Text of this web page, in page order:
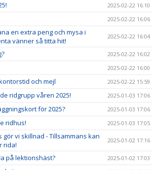
2025-02-22 16:10
2025-02-22 16:06
en extra peng och mysa i
vänner så titta hit!
2025-02-22 16:04
2025-02-22 16:02
2025-02-22 16:00
och mejl 2025-02-22 15:59
ridgrupp våren 2025! 2025-01-03 17:06
för 2025? 2025-01-03 17:06
ridhus! 2025-01-03 17:05
gör vi skillnad - Tillsammans kan
rida!
2025-01-02 17:16
på lektionshäst? 2025-01-02 17:03